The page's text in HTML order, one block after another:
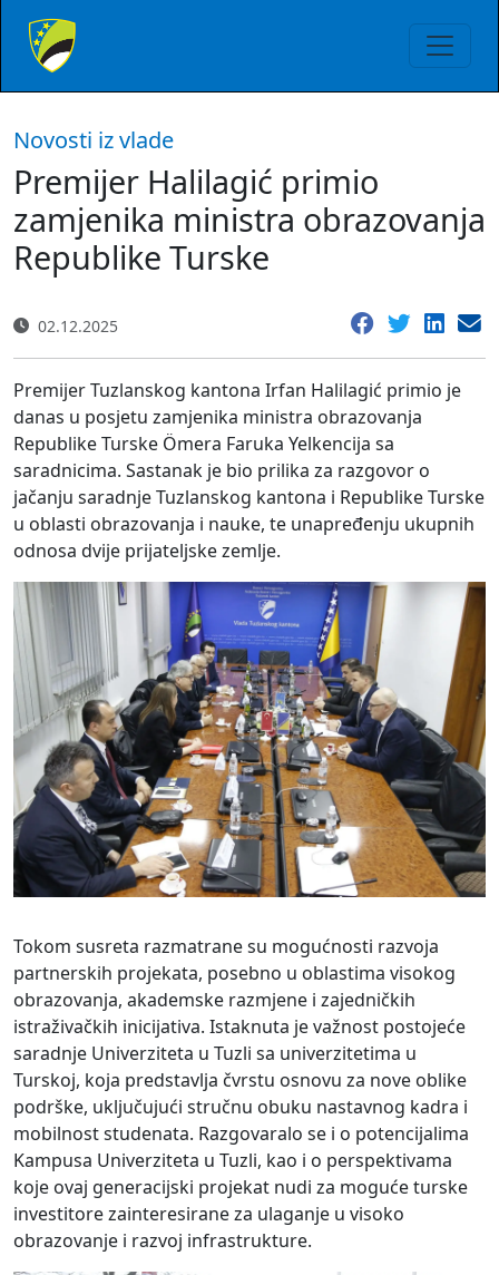
Novosti iz vlade
Premijer Halilagić primio
zamjenika ministra obrazovanja
Republike Turske
02.12.2025
Premijer Tuzlanskog kantona Irfan Halilagić primio je
danas u posjetu zamjenika ministra obrazovanja
Republike Turske Ömera Faruka Yelkencija sa
saradnicima. Sastanak je bio prilika za razgovor o
jačanju saradnje Tuzlanskog kantona i Republike Turske
u oblasti obrazovanja i nauke, te unapređenju ukupnih
odnosa dvije prijateljske zemlje.
Tokom susreta razmatrane su mogućnosti razvoja
partnerskih projekata, posebno u oblastima visokog
obrazovanja, akademske razmjene i zajedničkih
istraživačkih inicijativa. Istaknuta je važnost postojeće
saradnje Univerziteta u Tuzli sa univerzitetima u
Turskoj, koja predstavlja čvrstu osnovu za nove oblike
podrške, uključujući stručnu obuku nastavnog kadra i
mobilnost studenata. Razgovaralo se i o potencijalima
Kampusa Univerziteta u Tuzli, kao i o perspektivama
koje ovaj generacijski projekat nudi za moguće turske
investitore zainteresirane za ulaganje u visoko
obrazovanje i razvoj infrastrukture.